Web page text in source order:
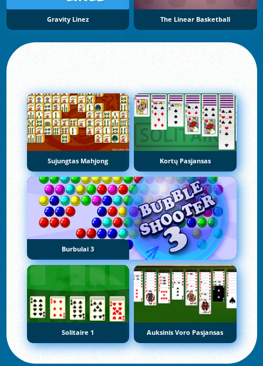
Gravity Linez The Linear Basketball
Sujungtas Mahjong Kortų Pasjansas
Burbulai 3
Solitaire 1 Auksinis Voro Pasjansas